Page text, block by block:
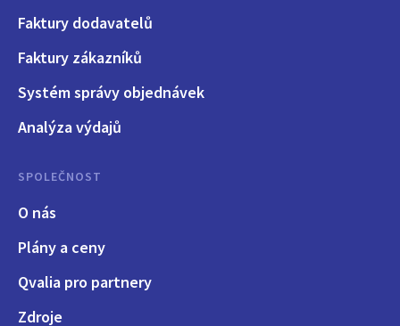
Faktury dodavatelů
Faktury zákazníků
Systém správy objednávek
Analýza výdajů
SPOLEČNOST
O nás
Plány a ceny
Qvalia pro partnery
Zdroje